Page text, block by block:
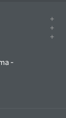
Com sede em
portfólio de
parceiros e
+
+
+
-